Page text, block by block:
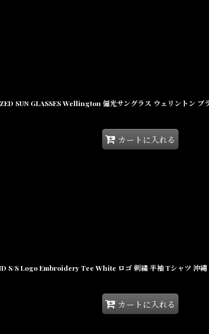
SUN GLASSES Wellington 偏光サングラス ウェリントン ブ
カートに入れる
S/S Logo Embroidery Tee White ロゴ 刺繍 半袖 Tシャツ 沖縄
カートに入れる